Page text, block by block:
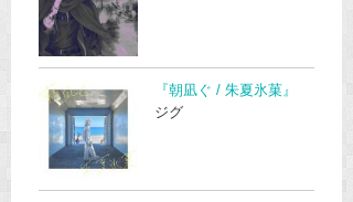
『朝凪ぐ / 朱夏氷菓』
ジグ